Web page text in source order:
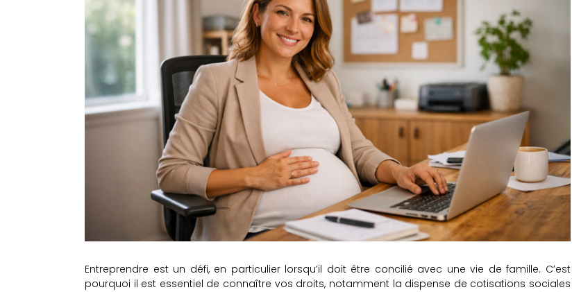
Entreprendre est un défi, en particulier lorsqu’il doit être concilié avec une vie de famille. C’est
pourquoi il est essentiel de connaître vos droits, notamment la dispense de cotisations sociales